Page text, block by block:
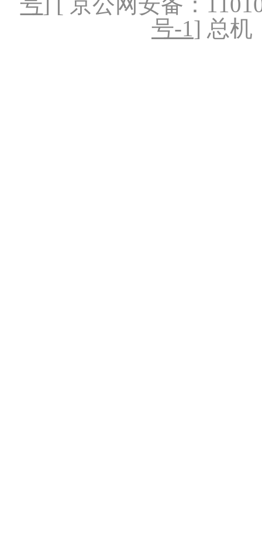
号-1] 总机